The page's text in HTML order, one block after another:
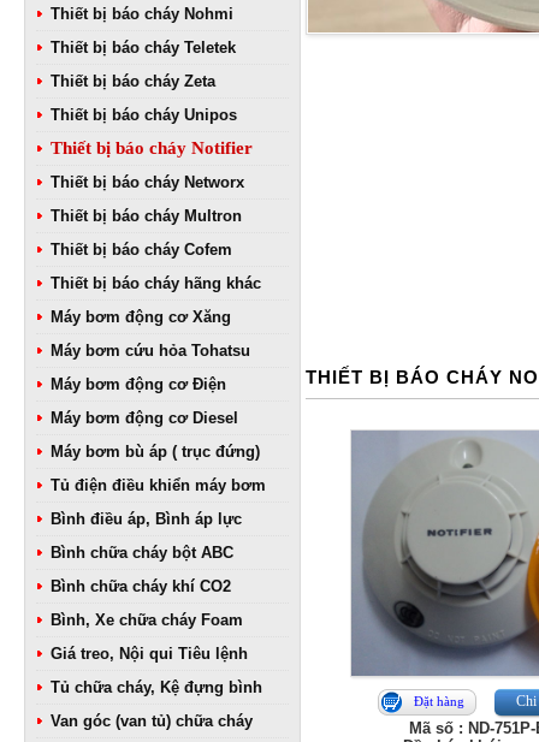
Thiết bị báo cháy Nohmi
Thiết bị báo cháy Teletek
Thiết bị báo cháy Zeta
Thiết bị báo cháy Unipos
Thiết bị báo cháy Notifier
Thiết bị báo cháy Networx
Thiết bị báo cháy Multron
Thiết bị báo cháy Cofem
Thiết bị báo cháy hãng khác
Máy bơm động cơ Xăng
Máy bơm cứu hỏa Tohatsu
Máy bơm động cơ Điện
Máy bơm động cơ Diesel
Máy bơm bù áp ( trục đứng)
Tủ điện điều khiển máy bơm
Bình điều áp, Bình áp lực
Bình chữa cháy bột ABC
Bình chữa cháy khí CO2
Bình, Xe chữa cháy Foam
Giá treo, Nội qui Tiêu lệnh
Tủ chữa cháy, Kệ đựng bình
Van góc (van tủ) chữa cháy
THIẾT BỊ BÁO CHÁY
Đặt hàng Chi
Mã số : ND-751P-